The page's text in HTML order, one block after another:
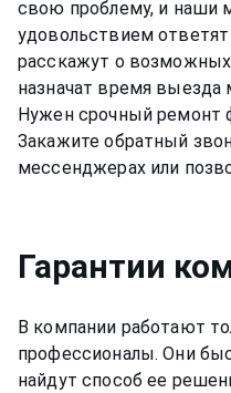
свою проблему, и наши
удовольствием
расскажут о
назначат время выезда
Нужен срочный ремонт
Закажите обратный
мессенджерах или
Гарантии
В компании работают
профессионалы. Они
найдут способ ее